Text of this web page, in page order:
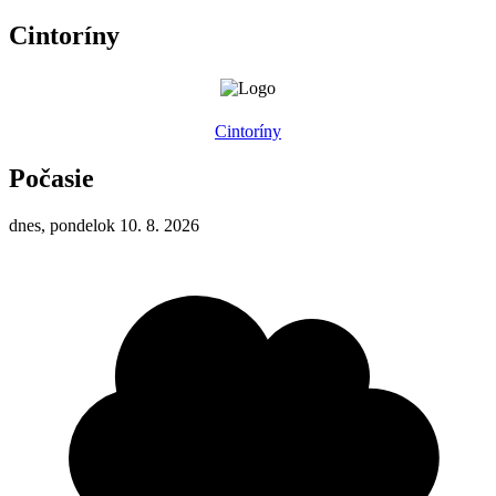
Cintoríny
Cintoríny
Počasie
dnes, pondelok 10. 8. 2026